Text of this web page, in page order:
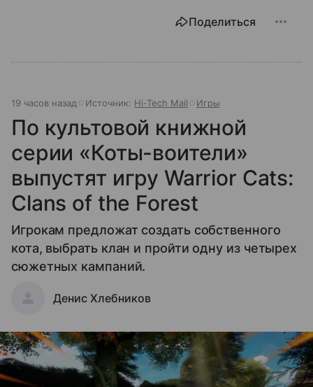
Поделиться
19 часов назад Источник: Hi-Tech Mail Игры
По культовой книжной
серии «Коты-воители»
выпустят игру Warrior Cats:
Clans of the Forest
Игрокам предложат создать собственного
кота, выбрать клан и пройти одну из четырех
сюжетных кампаний.
Денис Хлебников